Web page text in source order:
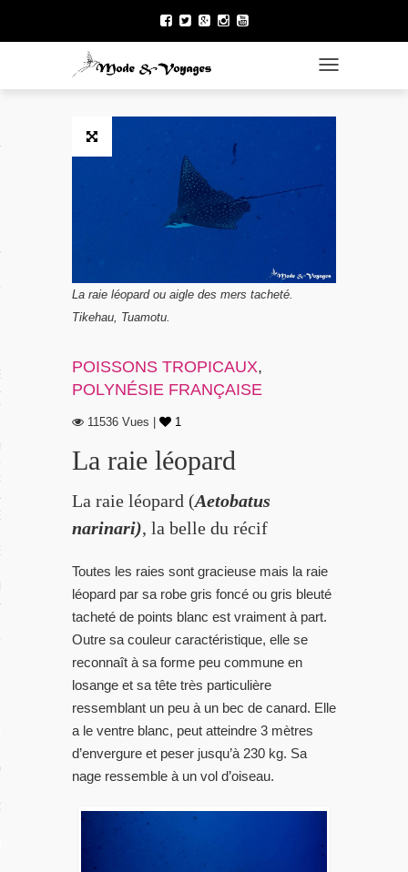
LA POLYNÉSIE
Polynésie
VIDÉOS
LOCAUX
DE BEG-HIR
EN FAMILLE : LE LIVRE
SUR L’ÉQUIPAGE DE BEG-HIR
TOGGLE
La raie léopard ou aigle des mers tacheté.
Tikehau, Tuamotu.
POISSONS TROPICAUX,
POLYNÉSIE FRANÇAISE
11536 Vues | 1
La raie léopard
La raie léopard (Aetobatus
narinari), la belle du récif
Toutes les raies sont gracieuse mais la raie
léopard par sa robe gris foncé ou gris bleuté
tacheté de points blanc est vraiment à part.
Outre sa couleur caractéristique, elle se
reconnaît à sa forme peu commune en
losange et sa tête très particulière
ressemblant un peu à un bec de canard. Elle
a le ventre blanc, peut atteindre 3 mètres
d’envergure et peser jusqu’à 230 kg. Sa
nage ressemble à un vol d’oiseau.